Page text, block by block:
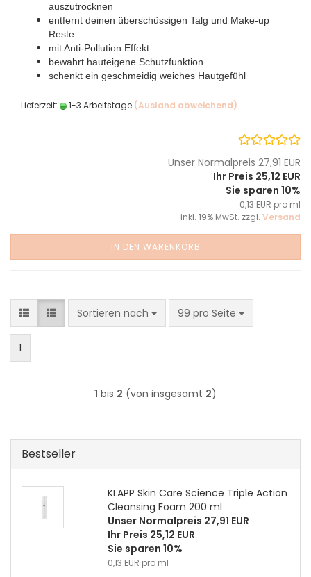
auszutrocknen
entfernt deinen überschüssigen Talg und Make-up
Reste
mit Anti-Pollution Effekt
bewahrt hauteigene Schutzfunktion
schenkt ein geschmeidig weiches Hautgefühl
Lieferzeit: 1-3 Arbeitstage (Ausland abweichend)
Unser Normalpreis 27,91 EUR
Ihr Preis 25,12 EUR
Sie sparen 10%
0,13 EUR pro ml
inkl. 19% MwSt. zzgl. Versand
IN DEN WARENKORB
Sortieren nach
Sortieren nach 99 pro Seite
pro Seite
1
1 bis 2 (von insgesamt 2)
Bestseller
KLAPP Skin Care Science Triple Action
Cleansing Foam 200 ml
Unser Normalpreis 27,91 EUR
Ihr Preis 25,12 EUR
Sie sparen 10%
0,13 EUR pro ml